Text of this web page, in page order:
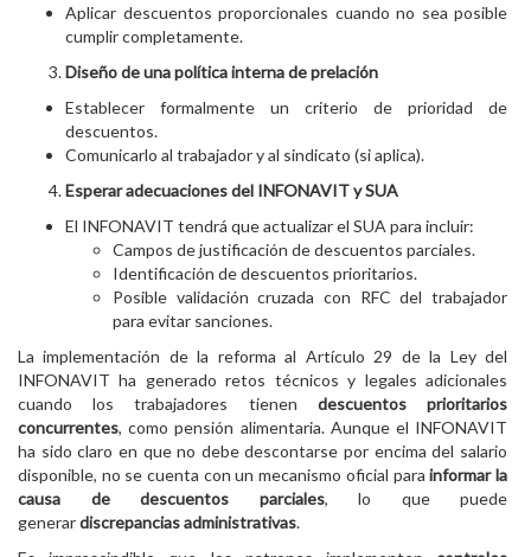
Aplicar descuentos proporcionales cuando no sea posible
cumplir completamente.
Diseño de una política interna de prelación
Establecer formalmente un criterio de prioridad de
descuentos.
Comunicarlo al trabajador y al sindicato (si aplica).
Esperar adecuaciones del INFONAVIT y SUA
El INFONAVIT tendrá que actualizar el SUA para incluir:
Campos de justificación de descuentos parciales.
Identificación de descuentos prioritarios.
Posible validación cruzada con RFC del trabajador
para evitar sanciones.
La implementación de la reforma al Artículo 29 de la Ley del
INFONAVIT ha generado retos técnicos y legales adicionales
cuando los trabajadores tienen descuentos prioritarios
concurrentes, como pensión alimentaria. Aunque el INFONAVIT
ha sido claro en que no debe descontarse por encima del salario
disponible, no se cuenta con un mecanismo oficial parainformar la
causa de descuentos parciales, lo que puede
generardiscrepancias administrativas.